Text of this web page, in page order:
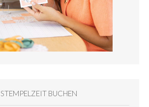
STEMPELZEIT BUCHEN